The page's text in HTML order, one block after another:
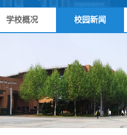
学校概况 校园新闻